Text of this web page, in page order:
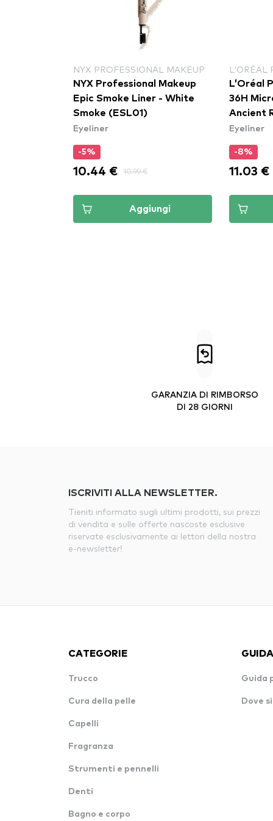
NYX PROFESSIONAL MAKEUP
NYX Professional Makeup
Epic Smoke Liner - White
Smoke (ESL01)
Eyeliner
-5%
10.44 € 10.99 €
Aggiungi
L’ORÉAL
L’Oréal
36H
Ancient
Eyeliner
-8%
11.03 €
GARANZIA DI RIMBORSO
DI 28 GIORNI
ISCRIVITI ALLA NEWSLETTER.
Tieniti informato sugli ultimi prodotti, sui prezzi
di vendita e sulle offerte nascoste esclusive
riservate esclusivamente ai lettori della nostra
e-newsletter!
CATEGORIE
Trucco
Cura della pelle
Capelli
Fragranza
Strumenti e pennelli
Denti
Bagno e corpo
Guida
Dove